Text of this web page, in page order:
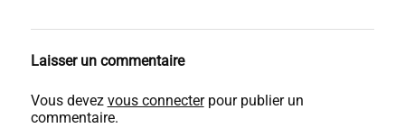
Laisser un commentaire
Vous devez vous connecterpour publier un
commentaire.